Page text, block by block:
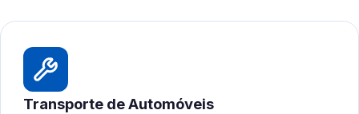
Transporte de Automóveis